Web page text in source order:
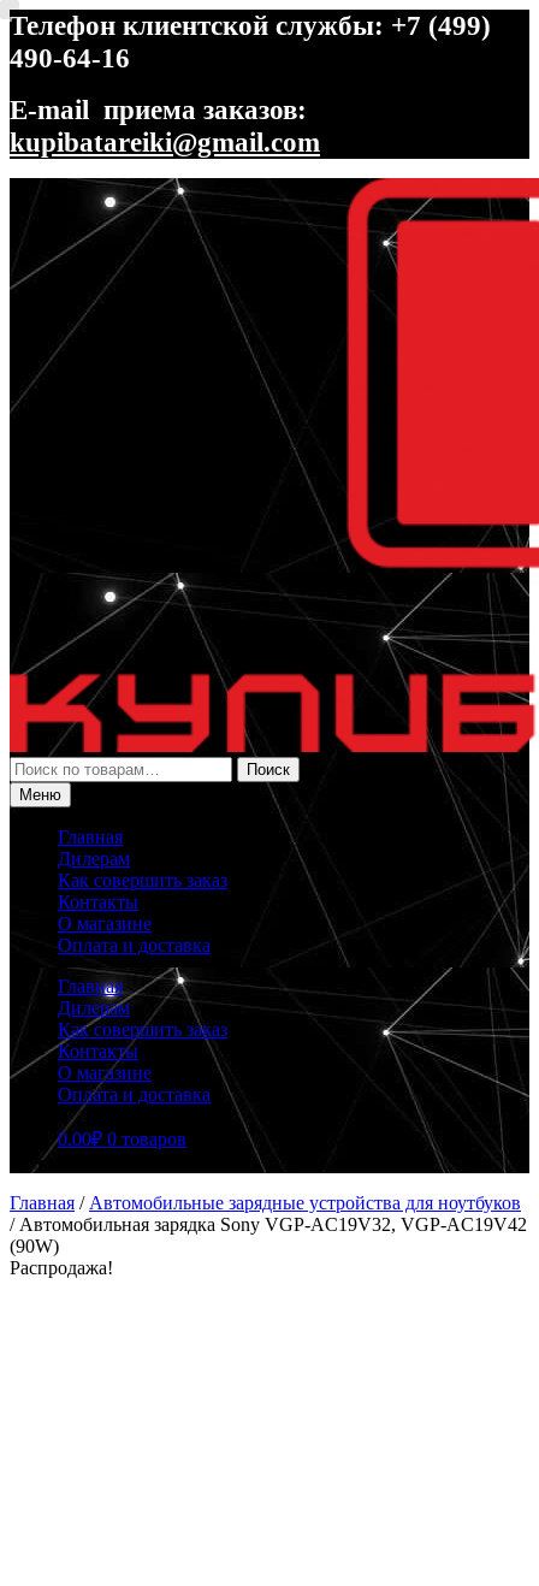
Телефон клиентской службы: +7 (499)
490-64-16
E-mail приема заказов:
kupibatareiki@gmail.com
Перейти
навигации
Перейти
содержимому
Искать:
Поиск
Меню
Главная
Дилерам
Как совершить заказ
Контакты
О магазине
Оплата и доставка
Главная
Дилерам
Как совершить заказ
Контакты
О магазине
Оплата и доставка
0.00₽ 0 товаров
Главная / Автомобильные зарядные устройства для ноутбуков
/ Автомобильная зарядка Sony VGP-AC19V32, VGP-AC19V42
(90W)
Распродажа!